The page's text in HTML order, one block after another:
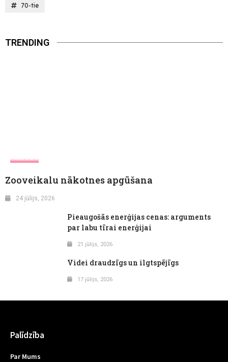
70-tie
TRENDING
FASHION
Zooveikalu nākotnes apgūšana
24 jūlijs, 2026
Pieaugošās enerģijas cenas: arguments
par labu tīrai enerģijai
21 jūlijs, 2026
Videi draudzīgs un ilgtspējīgs
17 jūlijs, 2026
Palīdzība
Par Mums